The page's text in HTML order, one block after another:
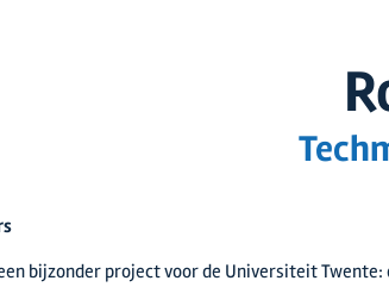
bijzonder project voor de Universiteit